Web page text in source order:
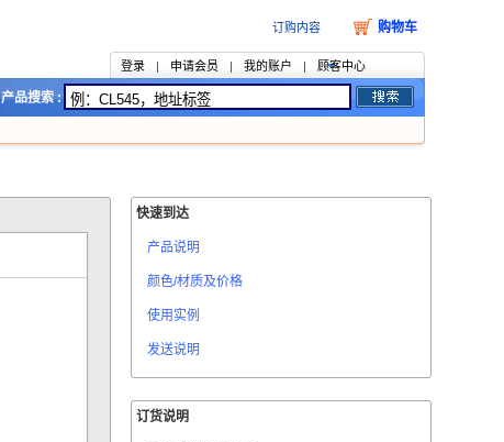
产品搜索 :
登录 | 申请会员 | 我的账户 | 顾客中心
订购内容 购物车
快速到达
产品说明
颜色/材质及价格
使用实例
发送说明
订货说明